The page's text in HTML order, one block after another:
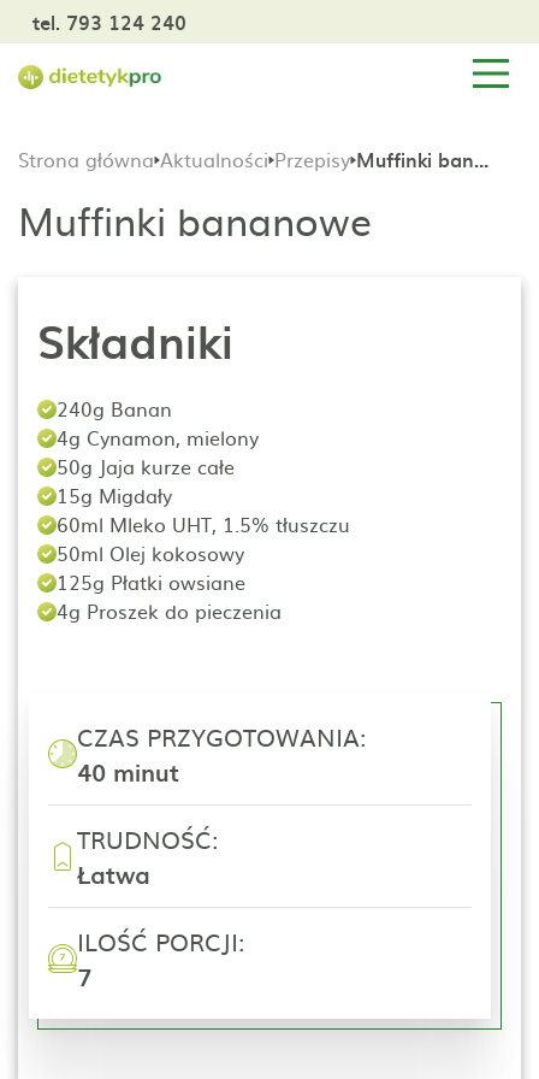
tel. 793 124 240
Strona główna Aktualności Przepisy Muffinki bananowe
Muffinki bananowe
Składniki
240g Banan
4g Cynamon, mielony
50g Jaja kurze całe
15g Migdały
60ml Mleko UHT, 1.5% tłuszczu
50ml Olej kokosowy
125g Płatki owsiane
4g Proszek do pieczenia
CZAS PRZYGOTOWANIA:
40 minut
TRUDNOŚĆ:
Łatwa
ILOŚĆ PORCJI:
7